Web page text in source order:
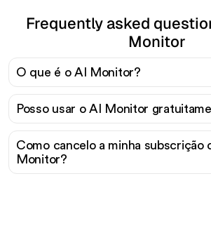
Frequently asked
Monitor
O que é o AI Monitor?
Posso usar o AI Monitor
Como cancelo a minha subscrição
Monitor?